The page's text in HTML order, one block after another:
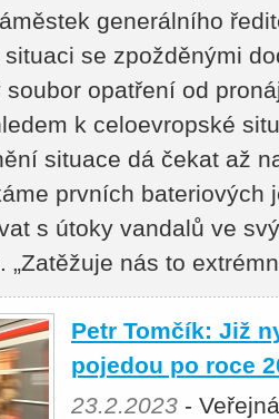
generálního
se zpožděnými
opatření od
k celoevropské
situace dá čekat až
prvních bateriových
s útoky vandalů ve
„Zatěžuje nás to
Petr Tomčík: Již
pojedou po roce
23.2.2023 -